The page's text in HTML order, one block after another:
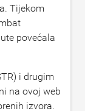
Tijekom
povećala
i drugim
na ovoj web
izvora.